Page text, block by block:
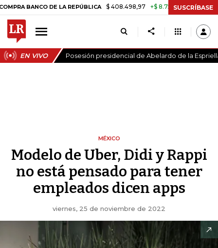
DE LA REPÚBLICA $ 408.498,97 +$ 8.753,81 +2,19% TASA DE
SUSCRÍBASE
EN VIVO Posesión presidencial de Abelardo de la
MÉXICO
Modelo de Uber, Didi y Rappi
no está pensado para tener
empleados dicen apps
viernes, 25 de noviembre de 2022